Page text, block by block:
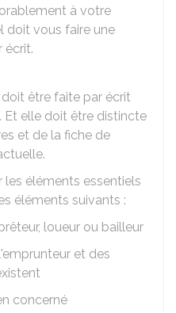
à votre
doit vous faire une
écrit.
être faite par écrit
Et elle doit être distincte
et de la fiche de
éléments essentiels
éléments suivants :
loueur ou bailleur
et des
concerné